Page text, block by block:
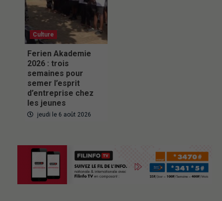
Culture
Ferien Akademie
2026 : trois
semaines pour
semer l’esprit
d’entreprise chez
les jeunes
jeudi le 6 août 2026